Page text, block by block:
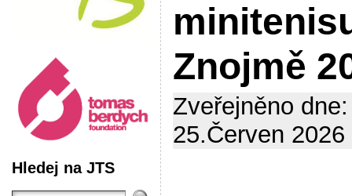
Hledej na JTS
Znojmě
Zveřejněno dne:
25.Červen 2026